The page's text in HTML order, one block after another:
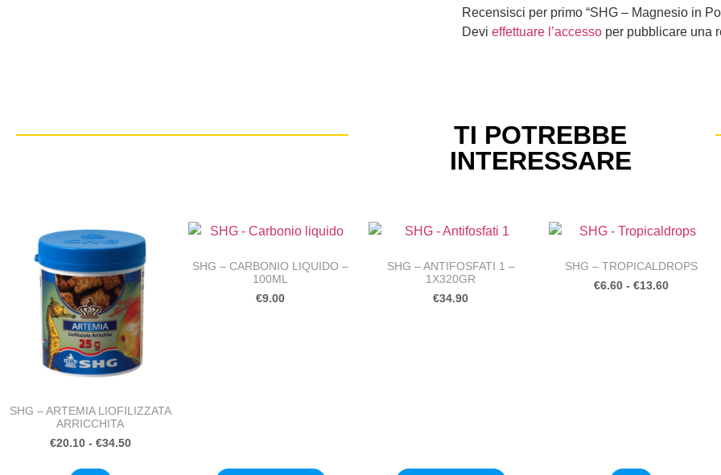
Recensisci per primo “SHG – Magnesio in
Devi effettuare l’accessoper pubblicare una
TI POTREBBE
INTERESSARE
SHG – ARTEMIA LIOFILIZZATA
ARRICCHITA
€20.10 - €34.50
SHG – CARBONIO LIQUIDO –
100ML
€9.00
SHG – ANTIFOSFATI 1 –
1X320GR
€34.90
SHG – TROPICALDROPS
€6.60 - €13.60